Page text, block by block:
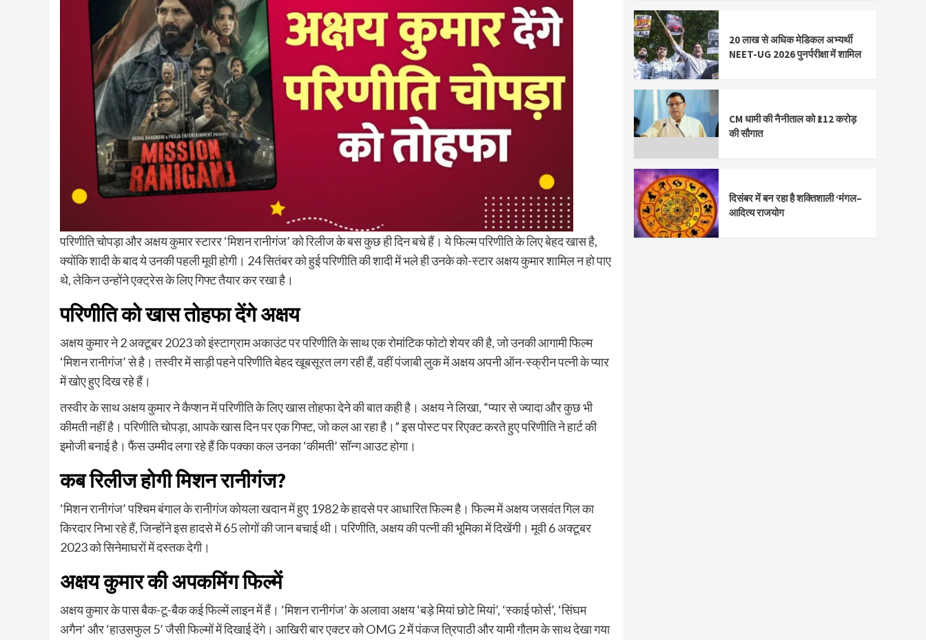
परिणीति चोपड़ा और अक्षय कुमार स्टारर ‘मिशन रानीगंज’ को रिलीज के बस कुछ ही दिन बचे हैं। ये फिल्म परिणीति के लिए बेहद खास है,
क्योंकि शादी के बाद ये उनकी पहली मूवी होगी। 24 सितंबर को हुई परिणीति की शादी में भले ही उनके को-स्टार अक्षय कुमार शामिल न हो पाए
थे, लेकिन उन्होंने एक्ट्रेस के लिए गिफ्ट तैयार कर रखा है।
परिणीति को खास तोहफा देंगे अक्षय
अक्षय कुमार ने 2 अक्टूबर 2023 को इंस्टाग्राम अकाउंट पर परिणीति के साथ एक रोमांटिक फोटो शेयर की है, जो उनकी आगामी फिल्म
‘मिशन रानीगंज’ से है। तस्वीर में साड़ी पहने परिणीति बेहद खूबसूरत लग रही हैं, वहीं पंजाबी लुक में अक्षय अपनी ऑन-स्क्रीन पत्नी के प्यार
में खोए हुए दिख रहे हैं।
तस्वीर के साथ अक्षय कुमार ने कैप्शन में परिणीति के लिए खास तोहफा देने की बात कही है। अक्षय ने लिखा, “प्यार से ज्यादा और कुछ भी
कीमती नहीं है। परिणीति चोपड़ा, आपके खास दिन पर एक गिफ्ट, जो कल आ रहा है।” इस पोस्ट पर रिएक्ट करते हुए परिणीति ने हार्ट की
इमोजी बनाई है। फैंस उम्मीद लगा रहे हैं कि पक्का कल उनका ‘कीमती’ सॉन्ग आउट होगा।
कब रिलीज होगी मिशन रानीगंज?
‘मिशन रानीगंज’ पश्चिम बंगाल के रानीगंज कोयला खदान में हुए 1982 के हादसे पर आधारित फिल्म है। फिल्म में अक्षय जसवंत गिल का
किरदार निभा रहे हैं, जिन्होंने इस हादसे में 65 लोगों की जान बचाई थी। परिणीति, अक्षय की पत्नी की भूमिका में दिखेंगी। मूवी 6 अक्टूबर
2023 को सिनेमाघरों में दस्तक देगी।
अक्षय कुमार की अपकमिंग फिल्में
अक्षय कुमार के पास बैक-टू-बैक कई फिल्में लाइन में हैं। ‘मिशन रानीगंज’ के अलावा अक्षय ‘बड़े मियां छोटे मियां’, ‘स्काई फोर्स’, ‘सिंघम
अगैन’ और ‘हाउसफुल 5’ जैसी फिल्मों में दिखाई देंगे। आखिरी बार एक्टर को OMG 2 में पंकज त्रिपाठी और यामी गौतम के साथ देखा गया
20 लाख से अधिक मेडिकल अभ्यर्थी
NEET-UG 2026 पुनर्परीक्षा में शामिल
CM धामी की नैनीताल को ₹112 करोड़
की सौगात
दिसंबर में बन रहा है शक्तिशाली ‘मंगल–
आदित्य राजयोग